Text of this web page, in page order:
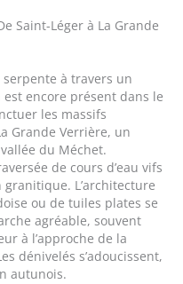
Saint-Léger à La Grande
serpente à travers un
est encore présent dans le
les massifs
Grande Verrière, un
du Méchet.
de cours d’eau vifs
L’architecture
ou de tuiles plates se
agréable, souvent
à l’approche de la
dénivelés s’adoucissent,
autunois.